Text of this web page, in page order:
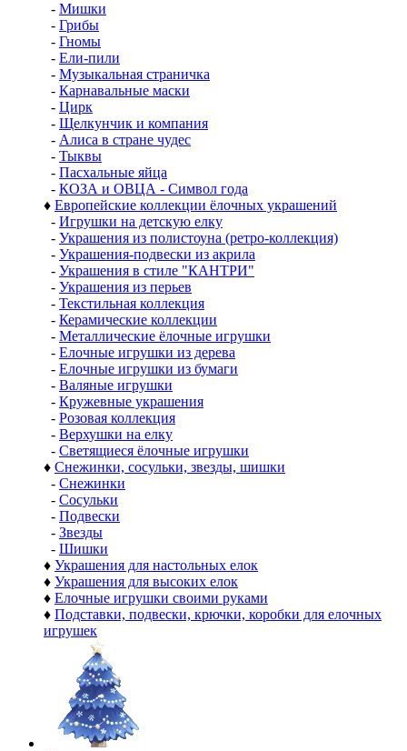
- Мишки
- Грибы
- Гномы
- Ели-пили
- Музыкальная страничка
- Карнавальные маски
- Цирк
- Щелкунчик и компания
- Алиса в стране чудес
- Тыквы
- Пасхальные яйца
- КОЗА и ОВЦА - Символ года
♦ Европейские коллекции ёлочных украшений
- Игрушки на детскую елку
- Украшения из полистоуна (ретро-коллекция)
- Украшения-подвески из акрила
- Украшения в стиле "КАНТРИ"
- Украшения из перьев
- Текстильная коллекция
- Керамические коллекции
- Металлические ёлочные игрушки
- Елочные игрушки из дерева
- Елочные игрушки из бумаги
- Валяные игрушки
- Кружевные украшения
- Розовая коллекция
- Верхушки на елку
- Светящиеся ёлочные игрушки
♦ Снежинки, сосульки, звезды, шишки
- Снежинки
- Сосульки
- Подвески
- Звезды
- Шишки
♦ Украшения для настольных елок
♦ Украшения для высоких елок
♦ Елочные игрушки своими руками
♦ Подставки, подвески, крючки, коробки для елочных
игрушек